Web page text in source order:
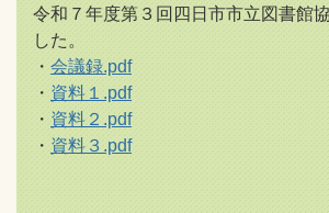
令和７年度第３回四日市市立図書館
した。
・ 会議録.pdf
・ 資料１.pdf
・ 資料２.pdf
・ 資料３.pdf